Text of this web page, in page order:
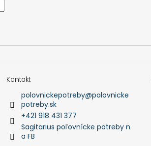
Kontakt
polovnickepotreby@polovnicke
potreby.sk
+421 918 431 377
Sagitarius poľovnícke potreby n
a FB